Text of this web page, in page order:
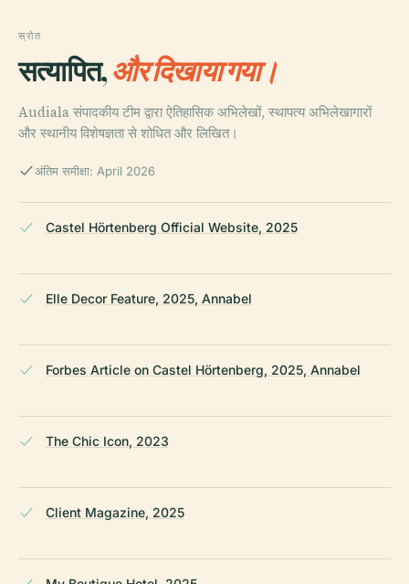
स्रोत
सत्यापित,और दिखाया गया।
Audiala संपादकीय टीम द्वारा ऐतिहासिक अभिलेखों, स्थापत्य अभिलेखागारों
और स्थानीय विशेषज्ञता से शोधित और लिखित।
अंतिम समीक्षा: April 2026
Castel Hörtenberg Official Website, 2025
Elle Decor Feature, 2025, Annabel
Forbes Article on Castel Hörtenberg, 2025, Annabel
The Chic Icon, 2023
Client Magazine, 2025